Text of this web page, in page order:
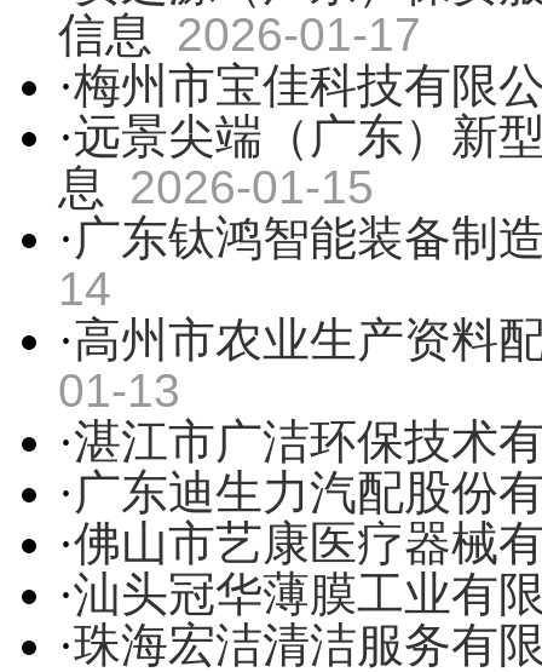
信息 2026-01-17
·梅州市宝佳科技有限
·远景尖端（广东）新
息 2026-01-15
·广东钛鸿智能装备制
14
·高州市农业生产资料
01-13
·湛江市广洁环保技术
·广东迪生力汽配股份
·佛山市艺康医疗器械
·汕头冠华薄膜工业有
·珠海宏洁清洁服务有